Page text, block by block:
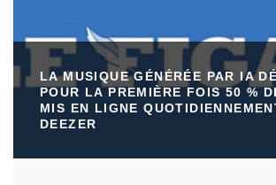
LA MUSIQUE GÉNÉRÉE PAR IA
POUR LA PREMIÈRE FOIS 50 %
MIS EN LIGNE
DEEZER